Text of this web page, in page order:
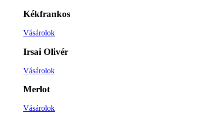
Kékfrankos
Vásárolok
Irsai Olivér
Vásárolok
Merlot
Vásárolok